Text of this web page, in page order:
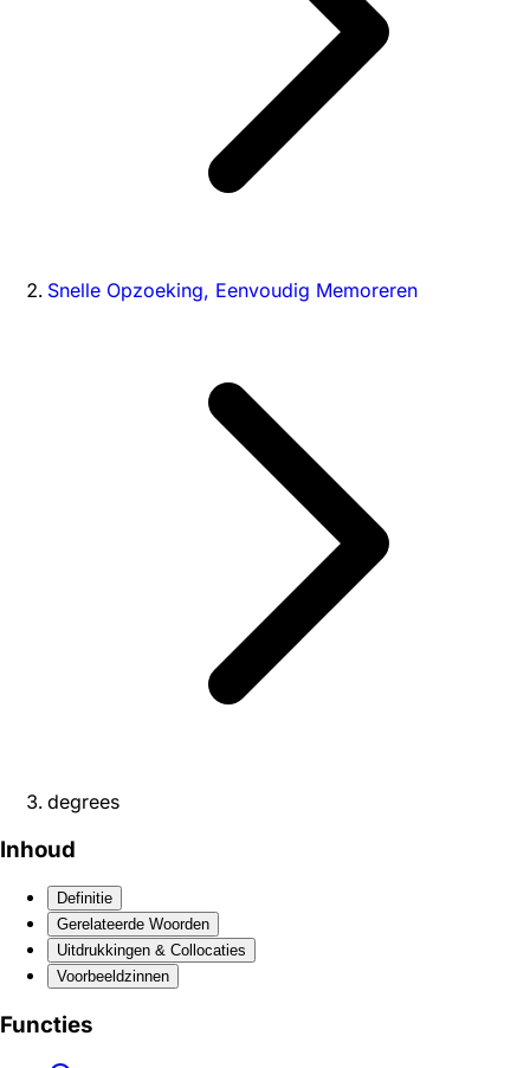
Snelle Opzoeking, Eenvoudig Memoreren
degrees
Inhoud
Definitie
Gerelateerde Woorden
Uitdrukkingen & Collocaties
Voorbeeldzinnen
Functies